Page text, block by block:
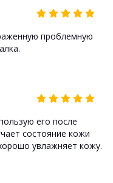
проблемную
его после
состояние кожи
увлажняет кожу.